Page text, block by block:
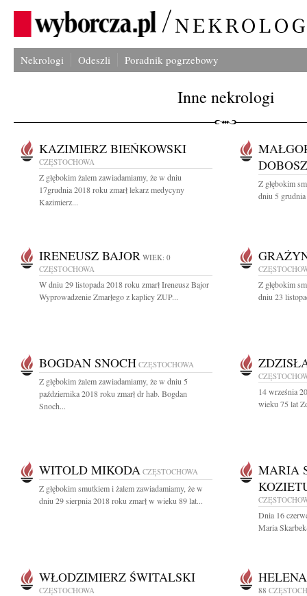
Nekrologi Odeszli Poradnik pogrzebowy
Inne nekrologi
KAZIMIERZ BIEŃKOWSKI
CZĘSTOCHOWA
Z głębokim żalem zawiadamiamy, że w dniu
17grudnia 2018 roku zmarł lekarz medycyny
Kazimierz...
DOBOSZ
Z głębokim
dniu 5
IRENEUSZ BAJOR WIEK: 0
CZĘSTOCHOWA
W dniu 29 listopada 2018 roku zmarł Ireneusz Bajor
Wyprowadzenie Zmarłego z kaplicy ZUP...
Z głębokim
dniu 23
BOGDAN SNOCH CZĘSTOCHOWA
Z głębokim żalem zawiadamiamy, że w dniu 5
października 2018 roku zmarł dr hab. Bogdan
Snoch...
14 września
wieku 75 lat
WITOLD MIKODA CZĘSTOCHOWA
Z głębokim smutkiem i żalem zawiadamiamy, że w
dniu 29 sierpnia 2018 roku zmarł w wieku 89 lat...
MARIA
Dnia 16
Maria
WŁODZIMIERZ ŚWITALSKI
CZĘSTOCHOWA 88